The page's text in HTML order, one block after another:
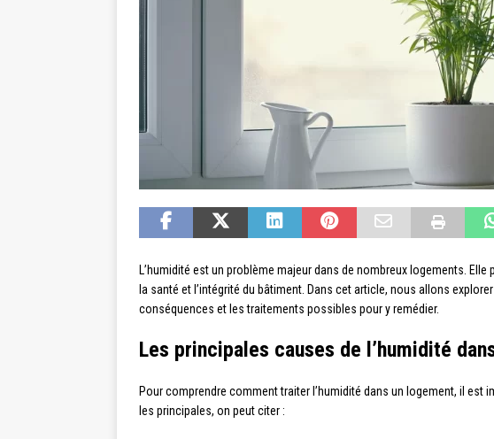
L’humidité est un problème majeur dans de nombreux logements.
la santé et l’intégrité du bâtiment. Dans cet article, nous allons
conséquences et les traitements possibles pour y remédier.
Les principales causes de l’humidité
Pour comprendre comment traiter l’humidité dans un logement, il est
les principales, on peut citer :